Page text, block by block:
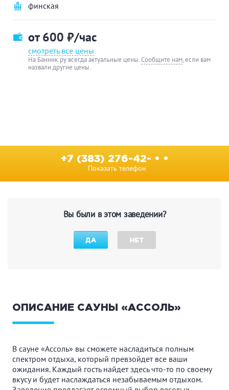
финская
от 600 ₽/час
смотреть все цены
На Банник.ру всегда актуальные цены.Сообщите нам, если вам
назвали другие цены.
+7 (383) 276-42- • •
Показать телефон
ОПИСАНИЕ САУНЫ «АССОЛЬ»
В сауне «Ассоль» вы сможете насладиться полным
спектром отдыха, который превзойдет все ваши
ожидания. Каждый гость найдет здесь что-то по своему
вкусу и будет наслаждаться незабываемым отдыхом.
Вы были в этом заведении?
ДА НЕТ